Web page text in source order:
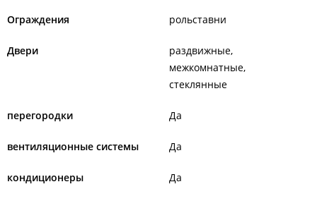
Ограждения рольставни
Двери
раздвижные
межкомнатные
стеклянные
перегородки Да
вентиляционные системы Да
кондиционеры Да